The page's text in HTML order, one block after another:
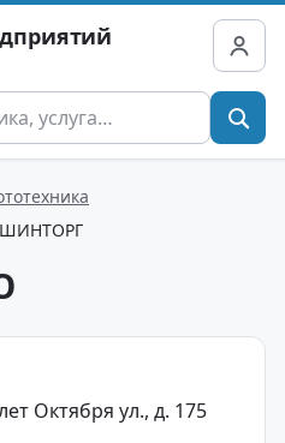
ШИНТОРГ
Октября ул., д. 175